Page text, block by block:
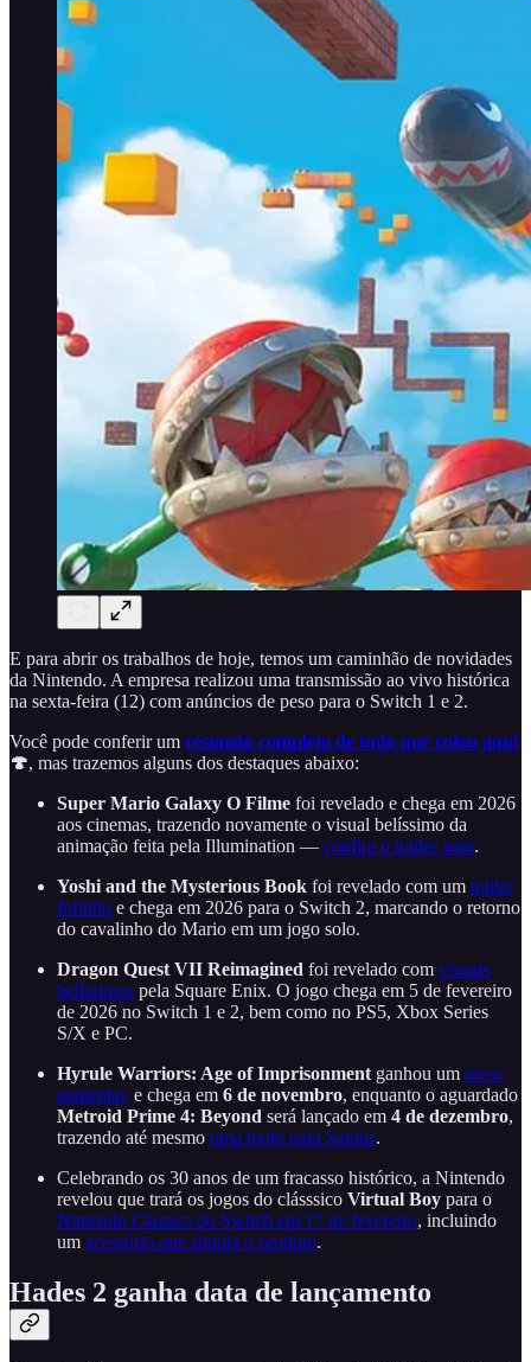
E para abrir os trabalhos de hoje, temos um caminhão de novidades
da Nintendo. A empresa realizou uma transmissão ao vivo histórica
na sexta-feira (12) com anúncios de peso para o Switch 1 e 2.
Você pode conferir um resumão completo de tudo que rolou aqui
🍄, mas trazemos alguns dos destaques abaixo:
Super Mario Galaxy O Filme foi revelado e chega em 2026
aos cinemas, trazendo novamente o visual belíssimo da
animação feita pela Illumination — confira o trailer aqui.
Yoshi and the Mysterious Book foi revelado com um trailer
fofinho e chega em 2026 para o Switch 2, marcando o retorno
do cavalinho do Mario em um jogo solo.
Dragon Quest VII Reimagined foi revelado com visuais
belíssimos pela Square Enix. O jogo chega em 5 de fevereiro
de 2026 no Switch 1 e 2, bem como no PS5, Xbox Series
S/X e PC.
Hyrule Warriors: Age of Imprisonment ganhou um novo
gameplay e chega em 6 de novembro, enquanto o aguardado
Metroid Prime 4: Beyond será lançado em 4 de dezembro,
trazendo até mesmo uma moto para Samus.
Celebrando os 30 anos de um fracasso histórico, a Nintendo
revelou que trará os jogos do clásssico Virtual Boy para o
Nintendo Classics do Switch em 17 de fevereiro, incluindo
um acessório que simula o produto.
Hades 2 ganha data de lançamento